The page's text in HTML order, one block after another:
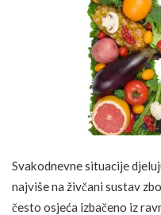
Svakodnevne situacije
najviše na živčani sustav
često osjeća izbačeno iz